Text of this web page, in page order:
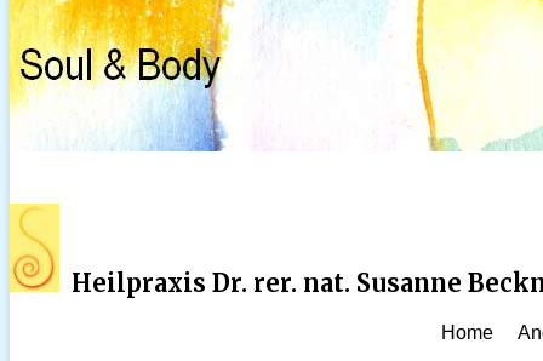
Heilpraxis Dr. rer. nat. Susanne
Home